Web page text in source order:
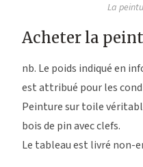
La
Acheter la
nb. Le poids indiqué en
est attribué pour les
Peinture sur toile
bois de pin avec clefs.
Le tableau est livré non-